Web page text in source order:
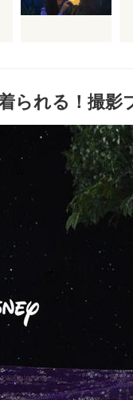
られる！撮影